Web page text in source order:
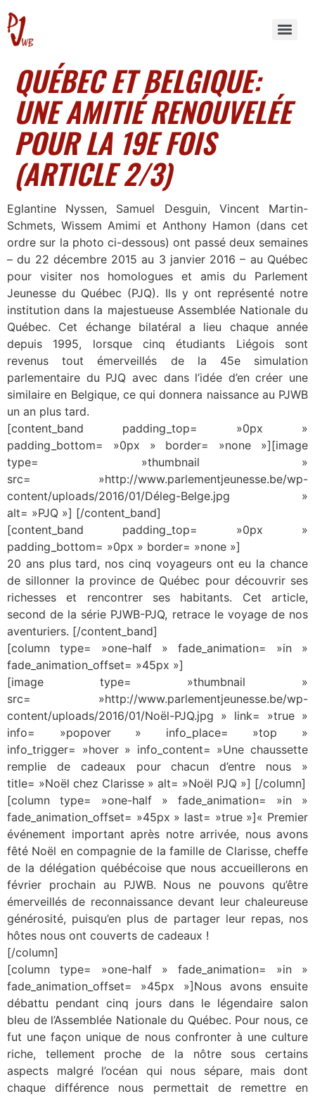
QUÉBEC ET BELGIQUE:
UNE AMITIÉ RENOUVELÉE
POUR LA 19E FOIS
(ARTICLE 2/3)
Eglantine Nyssen, Samuel Desguin, Vincent Martin-
Schmets, Wissem Amimi et Anthony Hamon (dans cet
ordre sur la photo ci-dessous) ont passé deux semaines
– du 22 décembre 2015 au 3 janvier 2016 – au Québec
pour visiter nos homologues et amis du Parlement
Jeunesse du Québec (PJQ). Ils y ont représenté notre
institution dans la majestueuse Assemblée Nationale du
Québec. Cet échange bilatéral a lieu chaque année
depuis 1995, lorsque cinq étudiants Liégois sont
revenus tout émerveillés de la 45e simulation
parlementaire du PJQ avec dans l’idée d’en créer une
similaire en Belgique, ce qui donnera naissance au PJWB
un an plus tard.
[content_band padding_top= »0px »
padding_bottom= »0px » border= »none »][image
type= »thumbnail »
src= »http://www.parlementjeunesse.be/wp-
content/uploads/2016/01/Déleg-Belge.jpg »
alt= »PJQ »] [/content_band]
[content_band padding_top= »0px »
padding_bottom= »0px » border= »none »]
20 ans plus tard, nos cinq voyageurs ont eu la chance
de sillonner la province de Québec pour découvrir ses
richesses et rencontrer ses habitants. Cet article,
second de la série PJWB-PJQ, retrace le voyage de nos
aventuriers. [/content_band]
[column type= »one-half » fade_animation= »in »
fade_animation_offset= »45px »]
[image type= »thumbnail »
src= »http://www.parlementjeunesse.be/wp-
content/uploads/2016/01/Noël-PJQ.jpg » link= »true »
info= »popover » info_place= »top »
info_trigger= »hover » info_content= »Une chaussette
remplie de cadeaux pour chacun d’entre nous »
title= »Noël chez Clarisse » alt= »Noël PJQ »] [/column]
[column type= »one-half » fade_animation= »in »
fade_animation_offset= »45px » last= »true »]« Premier
événement important après notre arrivée, nous avons
fêté Noël en compagnie de la famille de Clarisse, cheffe
de la délégation québécoise que nous accueillerons en
février prochain au PJWB. Nous ne pouvons qu’être
émerveillés de reconnaissance devant leur chaleureuse
générosité, puisqu’en plus de partager leur repas, nos
hôtes nous ont couverts de cadeaux !
[/column]
[column type= »one-half » fade_animation= »in »
fade_animation_offset= »45px »]Nous avons ensuite
débattu pendant cinq jours dans le légendaire salon
bleu de l’Assemblée Nationale du Québec. Pour nous, ce
fut une façon unique de nous confronter à une culture
riche, tellement proche de la nôtre sous certains
aspects malgré l’océan qui nous sépare, mais dont
chaque différence nous permettait de remettre en